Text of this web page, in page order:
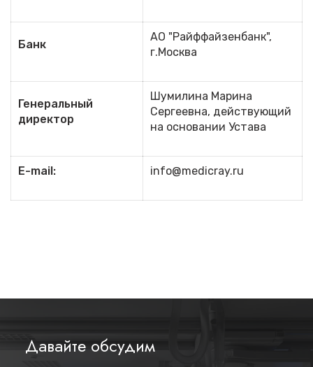
Банк
АО "Райффайзенбанк",
г.Москва
Генеральный
директор
Шумилина Марина
Сергеевна, действующий
на основании Устава
E-mail: info@medicray.ru
Давайте обсудим